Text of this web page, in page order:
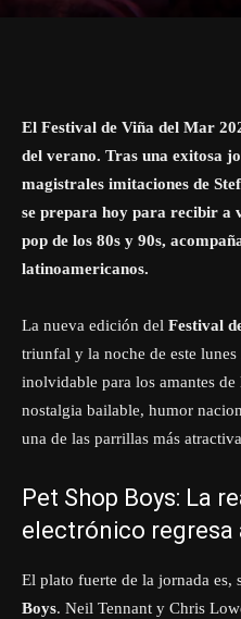
El Festival de Viña del Mar
del verano. Tras una exitosa
magistrales imitaciones de
se prepara hoy para recibir a
pop de los 80s y 90s,
latinoamericanos.
La nueva edición del Festival
triunfal y la noche de este
inolvidable para los amantes
nostalgia bailable, humor
una de las parrillas más
Pet Shop Boys: La
electrónico regresa
El plato fuerte de la jornada es,
Boys. Neil Tennant y Chris